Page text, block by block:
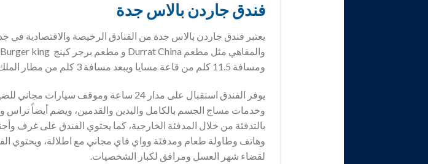
فندقجاردن بالاس جدة
ومسافة 11.5 كلم من قاعة مسايا ويبعد مسافة 3 كلم من مطار الملك عبد العزيز.
يوفر الفندق استقبال على مدار 24 ساعة وموقف
وخدمات مساج الجسم بالكامل واليدين والقدمين، ويضم أيضاً تراس
بالتدفئة من خلال المدفئة الخارجية، كما يحتوي الفندق على غرف
وهاتف وطاولة طعام ومدفئة وواي فاي مجاني مع اطلالة، ويحتوي
لقضاء شهر العسل ومرافق لكبار الشخصيات.